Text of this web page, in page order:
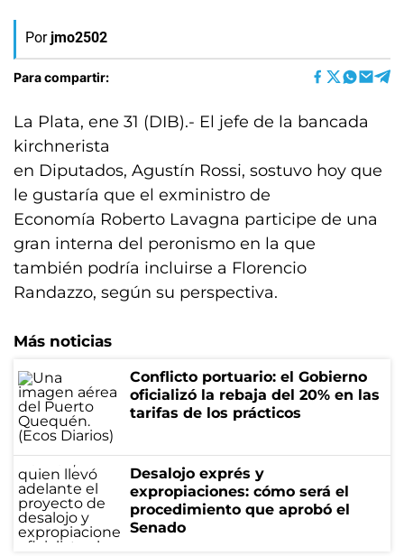
Por jmo2502
Para compartir:
La Plata, ene 31 (DIB).- El jefe de la bancada
kirchnerista
en Diputados, Agustín Rossi, sostuvo hoy que
le gustaría que el exministro de
Economía Roberto Lavagna participe de una
gran interna del peronismo en la que
también podría incluirse a Florencio
Randazzo, según su perspectiva.
Más noticias
Conflicto portuario: el Gobierno
oficializó la rebaja del 20% en las
tarifas de los prácticos
Desalojo exprés y
expropiaciones: cómo será el
procedimiento que aprobó el
Senado